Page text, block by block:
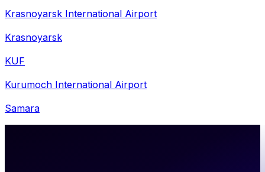
Krasnoyarsk International Airport
Krasnoyarsk
KUF
Kurumoch International Airport
Samara